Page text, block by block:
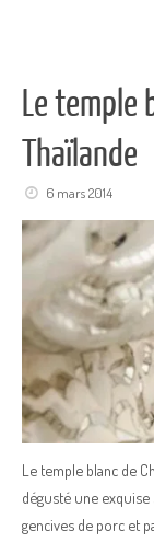
Le temple
Thaïlande
6 mars 2014
Le temple blanc de
dégusté une
gencives de porc et